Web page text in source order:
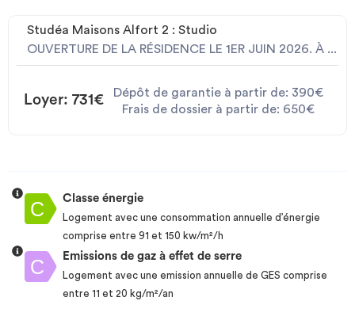
Studéa Maisons Alfort 2 : Studio
OUVERTURE DE LA RÉSIDENCE LE 1ER JUIN 2026. À ...
Loyer: 731€
Dépôt de garantie à partir de: 390€
Frais de dossier à partir de: 650€
Classe énergie
Logement avec une consommation annuelle d’énergie
comprise entre 91 et 150 kw/m²/h
Emissions de gaz à effet de serre
Logement avec une emission annuelle de GES comprise
entre 11 et 20 kg/m²/an